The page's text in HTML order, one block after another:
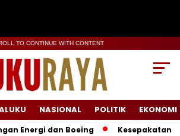
TO CONTINUE WITH CONTENT
NASIONAL POLITIK EKONOMI
Energi dan Boeing Kesepakatan